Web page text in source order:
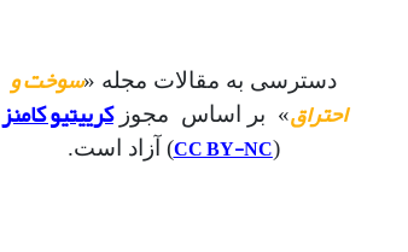
دسترسی به مقالات مجله «سوخت و
احتراق» بر اساس مجوزکرییتیو کامنز
(
CC BY-NC) آزاد است.